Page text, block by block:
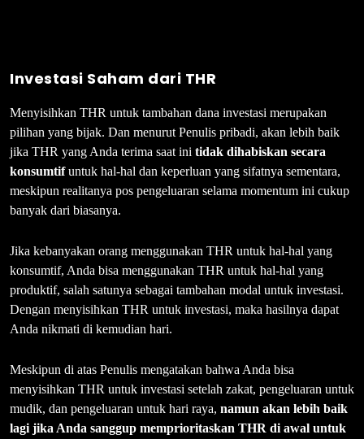
Investasi Saham dari THR
Menyisihkan THR untuk tambahan dana investasi merupakan
pilihan yang bijak. Dan menurut Penulis pribadi, akan lebih baik
jika THR yang Anda terima saat ini tidak dihabiskan secara
konsumtifuntuk hal-hal dan keperluan yang sifatnya sementara,
meskipun realitanya pos pengeluaran selama momentum ini cukup
banyak dari biasanya.
Jika kebanyakan orang menggunakan THR untuk hal-hal yang
konsumtif, Anda bisa menggunakan THR untuk hal-hal yang
produktif, salah satunya sebagai tambahan modal untuk investasi.
Dengan menyisihkan THR untuk investasi, maka hasilnya dapat
Anda nikmati di kemudian hari.
Meskipun di atas Penulis mengatakan bahwa Anda bisa
menyisihkan THR untuk investasi setelah zakat, pengeluaran untuk
mudik, dan pengeluaran untuk hari raya, namun akan lebih baik
lagi jika Anda sanggup memprioritaskan THR di awal untuk